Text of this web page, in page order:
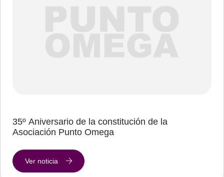
35º Aniversario de la constitución de la
Asociación Punto Omega
Ver noticia